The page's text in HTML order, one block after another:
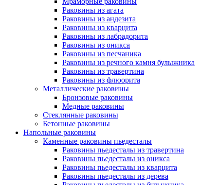
Раковины из агата
Раковины из андезита
Раковины из кварцита
Раковины из лабрадорита
Раковины из оникса
Раковины из песчаника
Раковины из речного камня булыжника
Раковины из травертина
Раковины из флюорита
Металлические раковины
Бронзовые раковины
Медные раковины
Стеклянные раковины
Бетонные раковины
Напольные раковины
Каменные раковины пьедесталы
Раковины пьедесталы из травертина
Раковины пьедесталы из оникса
Раковины пьедесталы из кварцита
Раковины пьедесталы из дерева